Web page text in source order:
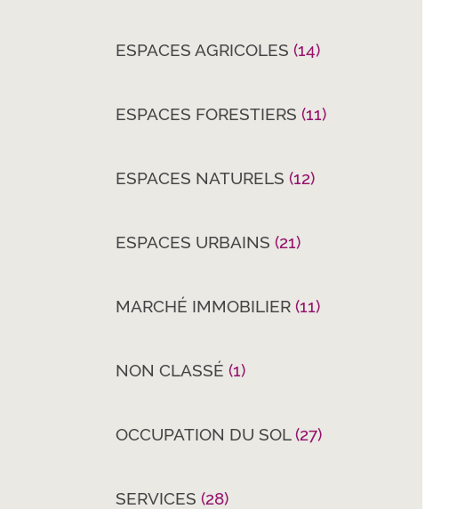
ESPACES AGRICOLES (14)
ESPACES FORESTIERS (11)
ESPACES NATURELS (12)
ESPACES URBAINS (21)
MARCHÉ IMMOBILIER (11)
NON CLASSÉ (1)
OCCUPATION DU SOL(27)
SERVICES (28)